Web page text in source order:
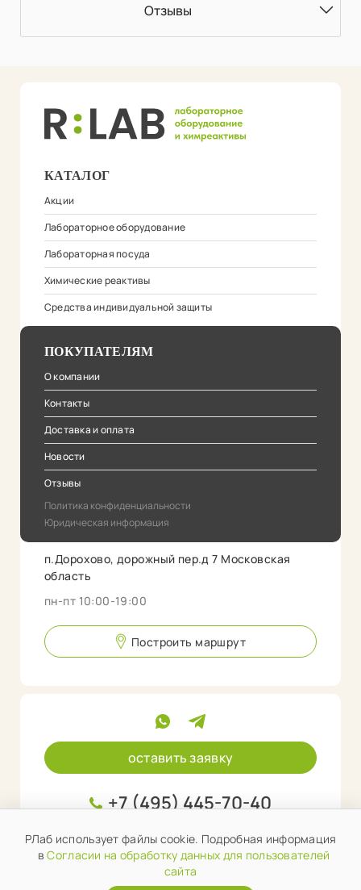
Отзывы
КАТАЛОГ
Акции
Лабораторное оборудование
Лабораторная посуда
Химические реактивы
Средства индивидуальной защиты
ПОКУПАТЕЛЯМ
О компании
Контакты
Доставка и оплата
Новости
Отзывы
Политика конфиденциальности
Юридическая информация
п.Дорохово, дорожный пер.д 7 Московская
область
пн-пт 10:00-19:00
Построить маршрут
оставить заявку
+7 (495) 445-70-40
info@rlab.store
РЛаб использует файлы cookie. Подробная информация
вСогласии на обработку данных для пользователей
сайта